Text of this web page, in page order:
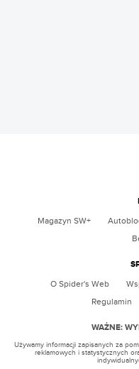
WAŻNE:
Używamy informacji zapisanych za
reklamowych i statystycznych
Magazyn SW+
O Spider's Web
Regulamin